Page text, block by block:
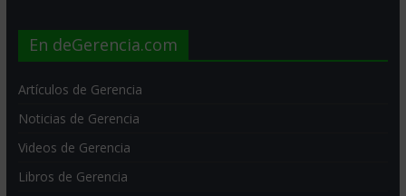
En deGerencia.com
Artículos de Gerencia
Noticias de Gerencia
Videos de Gerencia
Libros de Gerencia